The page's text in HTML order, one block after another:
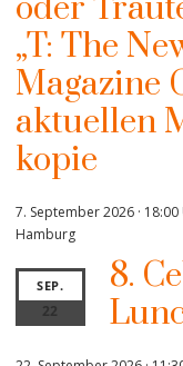
oder
„T: The
Magazine
aktuellen
kopie
7. September 2026 · 18:00
Hamburg
SEP.
22
8.